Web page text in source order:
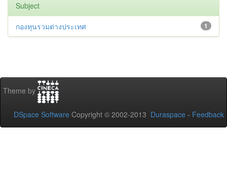
Subject
1
กองทุนรวมต่างประเทศ
Theme by
DSpace Software Copyright © 2002-2013 Duraspace - Feedback